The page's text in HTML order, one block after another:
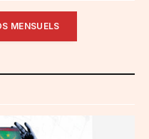
MENSUELS